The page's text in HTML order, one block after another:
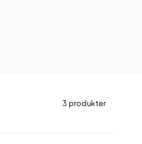
3 produkter